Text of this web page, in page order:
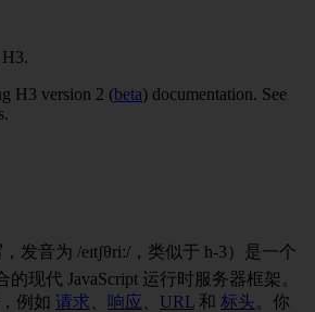
H3 version 2 (beta) documentation. See
发音为 /eɪtʃθriː/，类似于 h-3）是一个
现代 JavaScript 运行时服务器框架。
例如 请求 响应 URL 和 标头。你